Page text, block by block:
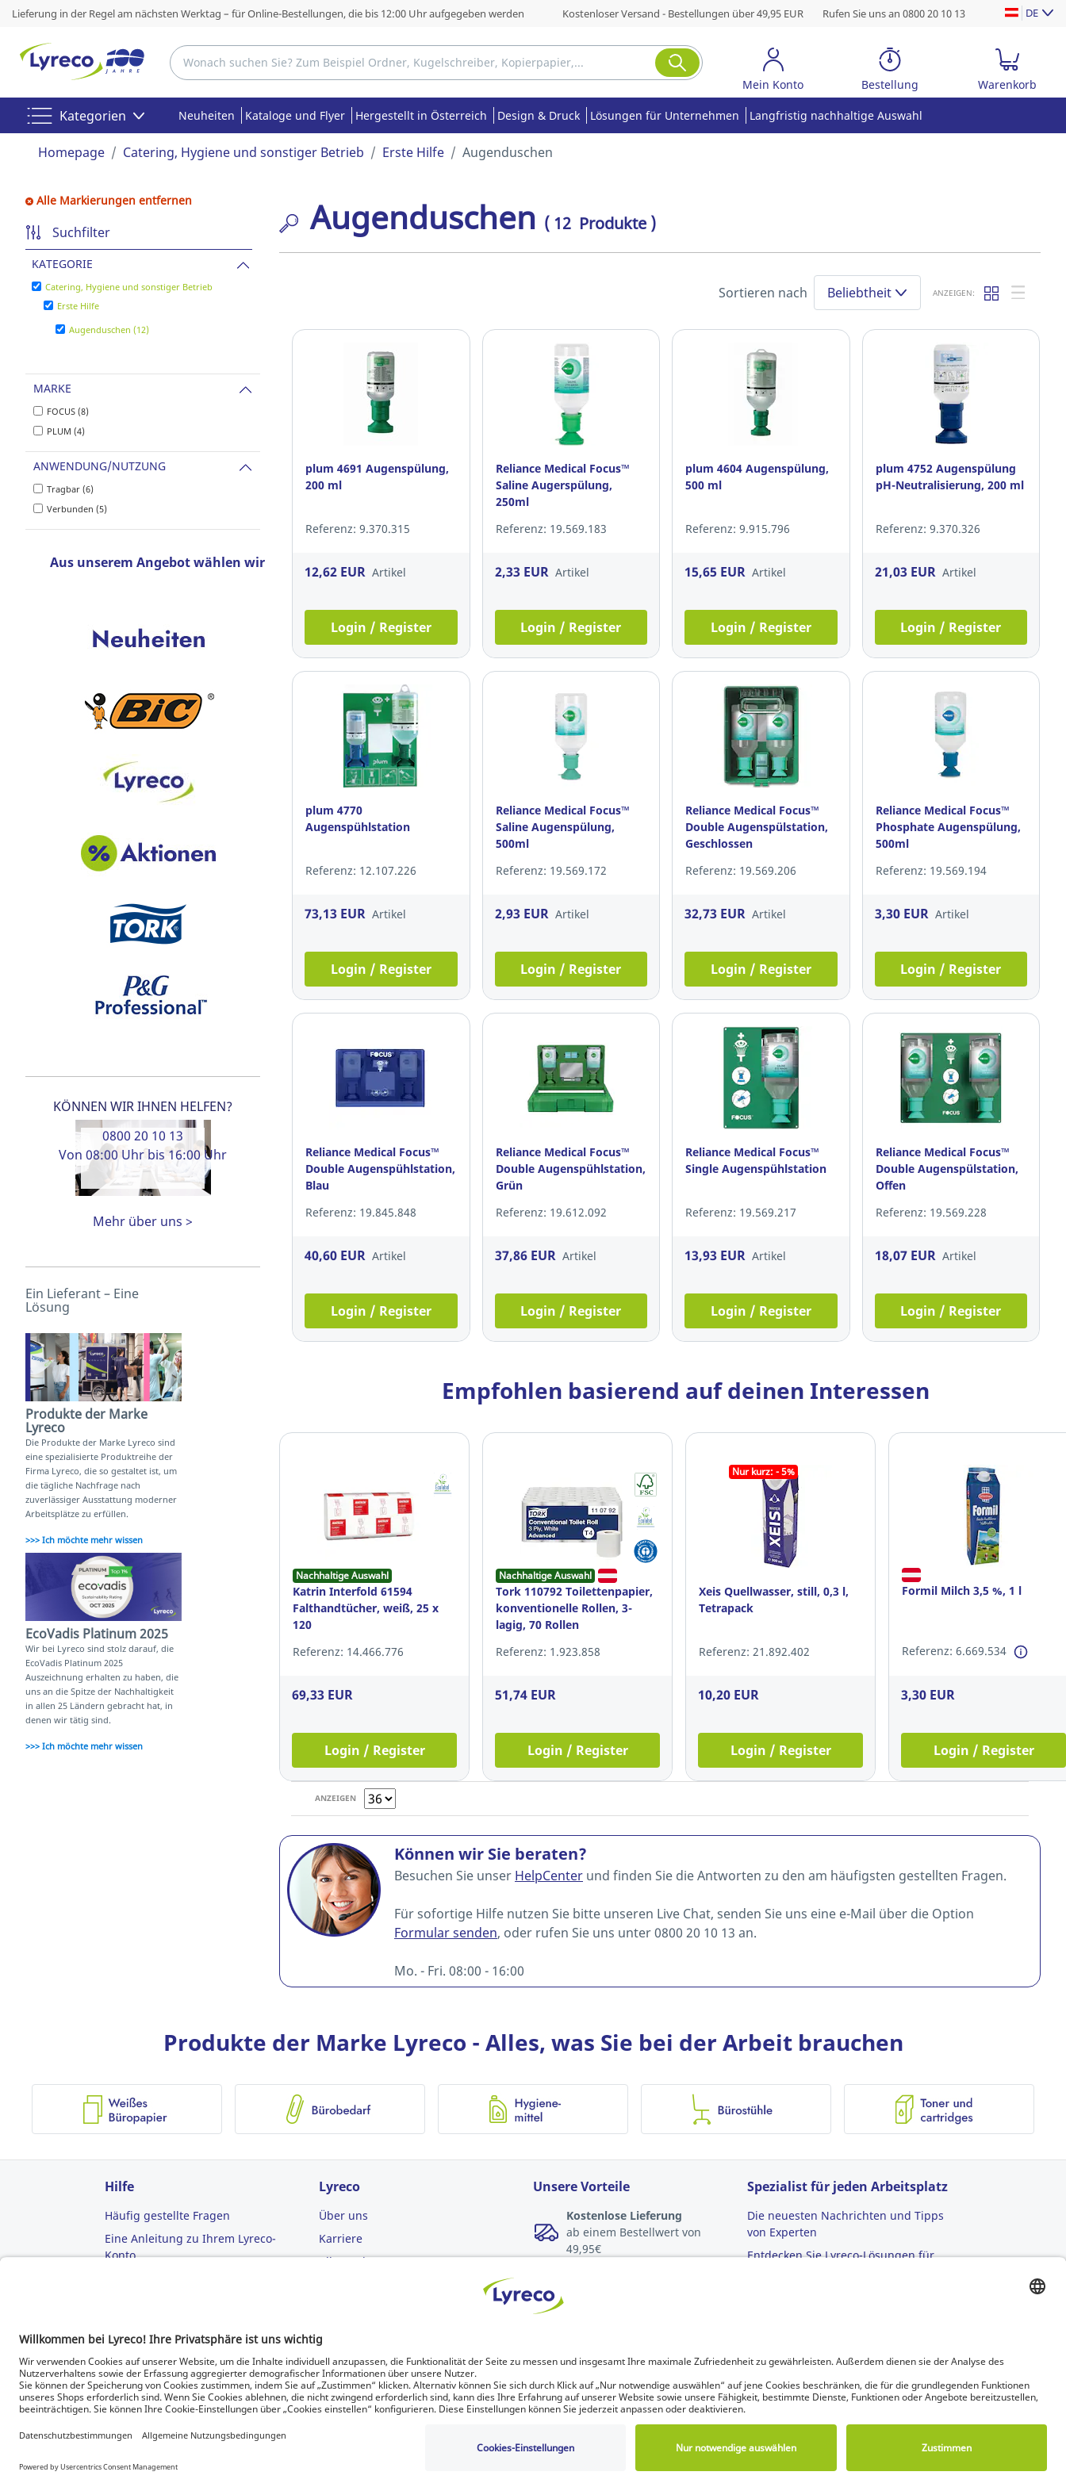
Lieferung in der Regel am nächsten Werktag – für Online-Bestellungen, die bis 12:00 Uhr aufgegeben werden Kostenloser Versand - Bestellungen über 49,95 EUR Rufen Sie uns an 0800 20 10 13 DE
Mein Konto Bestellung Warenkorb
Kategorien Neuheiten Kataloge und Flyer Hergestellt in Österreich Design & Druck Lösungen für Unternehmen Langfristig nachhaltige Auswahl
Homepage Catering, Hygiene und sonstiger Betrieb Erste Hilfe Augenduschen
Alle Markierungen entfernen
Suchfilter
KATEGORIE
Catering, Hygiene und sonstiger Betrieb
Erste Hilfe
Augenduschen (12)
MARKE
FOCUS (8)
PLUM (4)
ANWENDUNG/NUTZUNG
Tragbar (6)
Verbunden (5)
Aus unserem Angebot wählen wir
KÖNNEN WIR IHNEN HELFEN?
0800 20 10 13
Von 08:00 Uhr bis 16:00 Uhr
Mehr über uns >
Ein Lieferant – Eine
Lösung
Produkte der Marke
Lyreco
Die Produkte der Marke Lyreco sind
eine spezialisierte Produktreihe der
Firma Lyreco, die so gestaltet ist, um
die tägliche Nachfrage nach
zuverlässiger Ausstattung moderner
Arbeitsplätze zu erfüllen.
>>> Ich möchte mehr wissen
EcoVadis Platinum 2025
Wir bei Lyreco sind stolz darauf, die
EcoVadis Platinum 2025
Auszeichnung erhalten zu haben, die
uns an die Spitze der Nachhaltigkeit
in allen 25 Ländern gebracht hat, in
denen wir tätig sind.
>>> Ich möchte mehr wissen
Augenduschen ( 12 Produkte )
Sortieren nach Beliebtheit ANZEIGEN:
plum 4691 Augenspülung,
200 ml
Referenz: 9.370.315
12,62 EUR Artikel
Login / Register
Reliance Medical Focus™
Saline Augerspülung,
250ml
Referenz: 19.569.183
2,33 EUR Artikel
Login / Register
plum 4604 Augenspülung,
500 ml
Referenz: 9.915.796
15,65 EUR Artikel
Login / Register
plum 4752 Augenspülung
pH-Neutralisierung, 200 ml
Referenz: 9.370.326
21,03 EUR Artikel
Login / Register
plum 4770
Augenspühlstation
Referenz: 12.107.226
73,13 EUR Artikel
Login / Register
Reliance Medical Focus™
Saline Augenspülung,
500ml
Referenz: 19.569.172
2,93 EUR Artikel
Login / Register
Reliance Medical Focus™
Double Augenspülstation,
Geschlossen
Referenz: 19.569.206
32,73 EUR Artikel
Login / Register
Reliance Medical Focus™
Phosphate Augenspülung,
500ml
Referenz: 19.569.194
3,30 EUR Artikel
Login / Register
Reliance Medical Focus™
Double Augenspühlstation,
Blau
Referenz: 19.845.848
40,60 EUR Artikel
Login / Register
Reliance Medical Focus™
Double Augenspühlstation,
Grün
Referenz: 19.612.092
37,86 EUR Artikel
Login / Register
Reliance Medical Focus™
Single Augenspühlstation
Referenz: 19.569.217
13,93 EUR Artikel
Login / Register
Reliance Medical Focus™
Double Augenspülstation,
Offen
Referenz: 19.569.228
18,07 EUR Artikel
Login / Register
Empfohlen basierend auf deinen Interessen
Nachhaltige Auswahl
Katrin Interfold 61594
Falthandtücher, weiß, 25 x
120
Referenz: 14.466.776
69,33 EUR
Login / Register
Nachhaltige Auswahl
Tork 110792 Toilettenpapier,
konventionelle Rollen, 3-
lagig, 70 Rollen
Referenz: 1.923.858
51,74 EUR
Login / Register
Nur kurz: - 5%
Xeis Quellwasser, still, 0,3 l,
Tetrapack
Referenz: 21.892.402
10,20 EUR
Login / Register
Formil Milch 3,5 %, 1 l
Referenz: 6.669.534
3,30 EUR
Login / Register
ANZEIGEN
Können wir Sie beraten?
Besuchen Sie unser HelpCenter und finden Sie die Antworten zu den am häufigsten gestellten Fragen.
Für sofortige Hilfe nutzen Sie bitte unseren Live Chat, senden Sie uns eine e-Mail über die Option
Formular senden, oder rufen Sie uns unter 0800 20 10 13 an.
Mo. - Fri. 08:00 - 16:00
Produkte der Marke Lyreco - Alles, was Sie bei der Arbeit brauchen
Hilfe
Häufig gestellte Fragen
Eine Anleitung zu Ihrem Lyreco-
Konto
Österreich
Telefonnummer: +43 800 20 10 13
Lyreco
Über uns
Karriere
Allgemeinen
Nachhaltige Entwicklung
Unsere Vorteile
Kostenlose Lieferung
ab einem Bestellwert von
49,95€
innerhalb von 30 Tagen
Spezialist für jeden Arbeitsplatz
Die neuesten Nachrichten und Tipps
von Experten
Entdecken Sie Lyreco-Lösungen für
© Lyreco 2026 | Wir beliefern
sehen Sie Nettopreise (exkl. USt.).
Allgemeine Geschäftsbedingungen
Elektronische
Erklärung der digitalen